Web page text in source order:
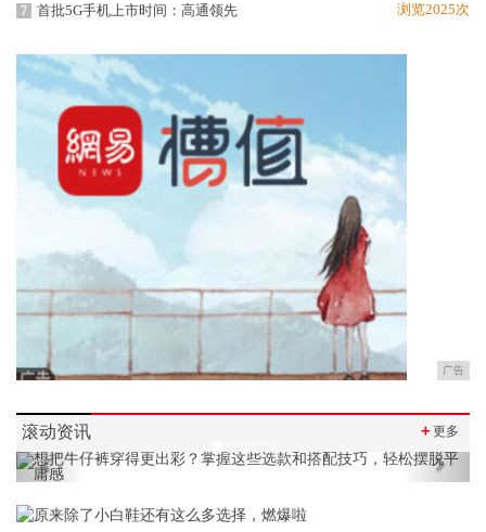
7 首批5G手机上市时间：高通领先 浏览2025次
广告
滚动资讯 ＋更多
Previous Next